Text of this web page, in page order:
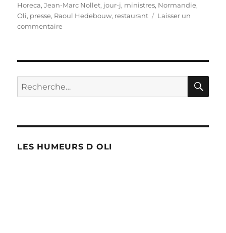
Horeca,Jean-Marc Nollet, jour-j, ministres, Normandie,
Oli, presse, Raoul Hedebouw, restaurant
Laisser un
commentairesur
l’Horeca
approche
:
!
Recherche
pour :
LES HUMEURS D OLI